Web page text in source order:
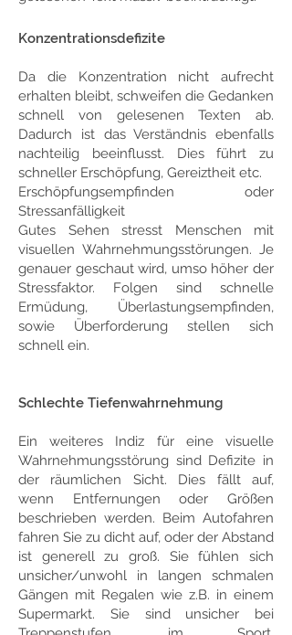
Konzentrationsdefizite
Da die Konzentration nicht aufrecht
erhalten bleibt, schweifen die Gedanken
schnell von gelesenen Texten ab.
Dadurch ist das Verständnis ebenfalls
nachteilig beeinflusst. Dies führt zu
schneller Erschöpfung, Gereiztheit etc.
Erschöpfungsempfinden oder
Stressanfälligkeit
Gutes Sehen stresst Menschen mit
visuellen Wahrnehmungsstörungen. Je
genauer geschaut wird, umso höher der
Stressfaktor. Folgen sind schnelle
Ermüdung, Überlastungsempfinden,
sowie Überforderung stellen sich
schnell ein.
Schlechte Tiefenwahrnehmung
Ein weiteres Indiz für eine visuelle
Wahrnehmungsstörung sind Defizite in
der räumlichen Sicht. Dies fällt auf,
wenn Entfernungen oder Größen
beschrieben werden. Beim Autofahren
fahren Sie zu dicht auf, oder der Abstand
ist generell zu groß. Sie fühlen sich
unsicher/unwohl in langen schmalen
Gängen mit Regalen wie z.B. in einem
Supermarkt. Sie sind unsicher bei